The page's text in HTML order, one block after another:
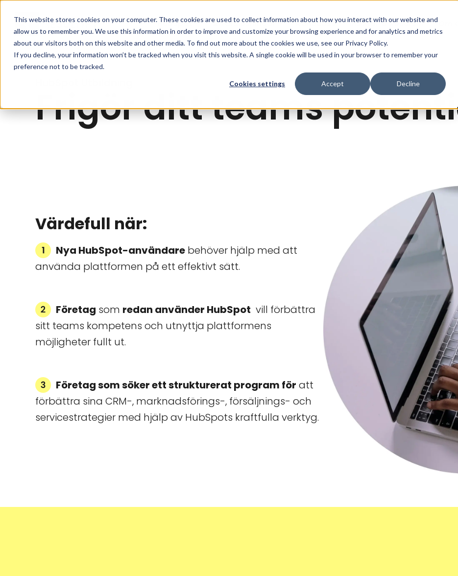
This website stores cookies on your computer. These cookies are used to collect information about how you interact with our website and
allow us to remember you. We use this information in order to improve and customize your browsing experience and for analytics and metrics
about our visitors both on this website and other media. To find out more about the cookies we use, see our Privacy Policy.
If you decline, your information won’t be tracked when you visit this website. A single cookie will be used in your browser to remember your
preference not to be tracked.
Cookies settings Accept Decline
HubSpot Affärslösningar Kundcase Insikter & Resurser
Frigör ditt teams
Värdefull när:
Nya HubSpot-användare behöver hjälp med att
använda plattformen på ett effektivt sätt.
Företag som redan använder HubSpot vill förbättra
sitt teams kompetens och utnyttja plattformens
möjligheter fullt ut.
Företag som söker ett strukturerat program för att
förbättra sina CRM-, marknadsförings-, försäljnings- och
servicestrategier med hjälp av HubSpots kraftfulla verktyg.